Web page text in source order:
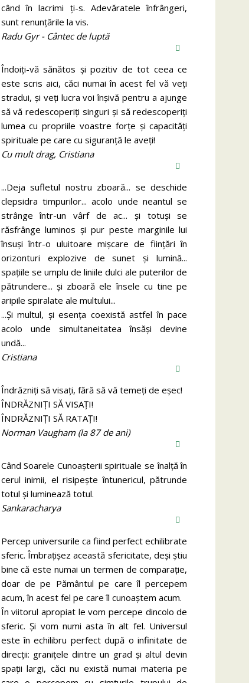
când în lacrimi ți-s. Adevăratele înfrângeri,
sunt renunțările la vis.
Radu Gyr - Cântec de luptă
Îndoiți-vă sănătos și pozitiv de tot ceea ce
este scris aici, căci numai în acest fel vă veți
stradui, și veți lucra voi înșivă pentru a ajunge
să vă redescoperiți singuri și să redescoperiți
lumea cu propriile voastre forțe și capacități
spirituale pe care cu siguranță le aveți!
Cu mult drag, Cristiana
...Deja sufletul nostru zboară... se deschide
clepsidra timpurilor... acolo unde neantul se
strânge într-un vârf de ac... și totuși se
răsfrânge luminos și pur peste marginile lui
însuși într-o uluitoare mișcare de ființări în
orizonturi explozive de sunet și lumină...
spațiile se umplu de liniile dulci ale puterilor de
pătrundere... și zboară ele însele cu tine pe
aripile spiralate ale multului...
...Și multul, și esența coexistă astfel în pace
acolo unde simultaneitatea însăși devine
undă...
Cristiana
Îndrăzniţi să visaţi, fără să vă temeţi de eşec!
ÎNDRĂZNIȚI SĂ VISAȚI!
ÎNDRĂZNIȚI SĂ RATAȚI!
Norman Vaugham (la 87 de ani)
Când Soarele Cunoaşterii spirituale se înalţă în
cerul inimii, el risipeşte întunericul, pătrunde
totul şi luminează totul.
Sankaracharya
Percep universurile ca fiind perfect echilibrate
sferic. Îmbrațișez această sfericitate, deși știu
bine că este numai un termen de comparație,
doar de pe Pământul pe care îl percepem
acum, în acest fel pe care îl cunoaștem acum.
În viitorul apropiat le vom percepe dincolo de
sferic. Și vom numi asta în alt fel. Universul
este în echilibru perfect după o infinitate de
direcții: granițele dintre un grad și altul devin
spații largi, căci nu există numai materia pe